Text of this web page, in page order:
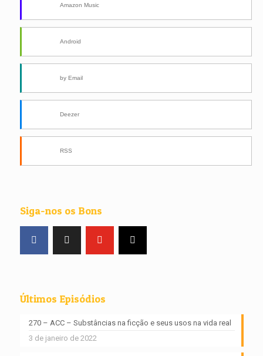
Amazon Music
Android
by Email
Deezer
RSS
Siga-nos os Bons
Últimos Episódios
270 – ACC – Substâncias na ficção e seus usos na vida real
3 de janeiro de 2022